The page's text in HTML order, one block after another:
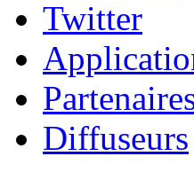
Twitter
Diffuseurs